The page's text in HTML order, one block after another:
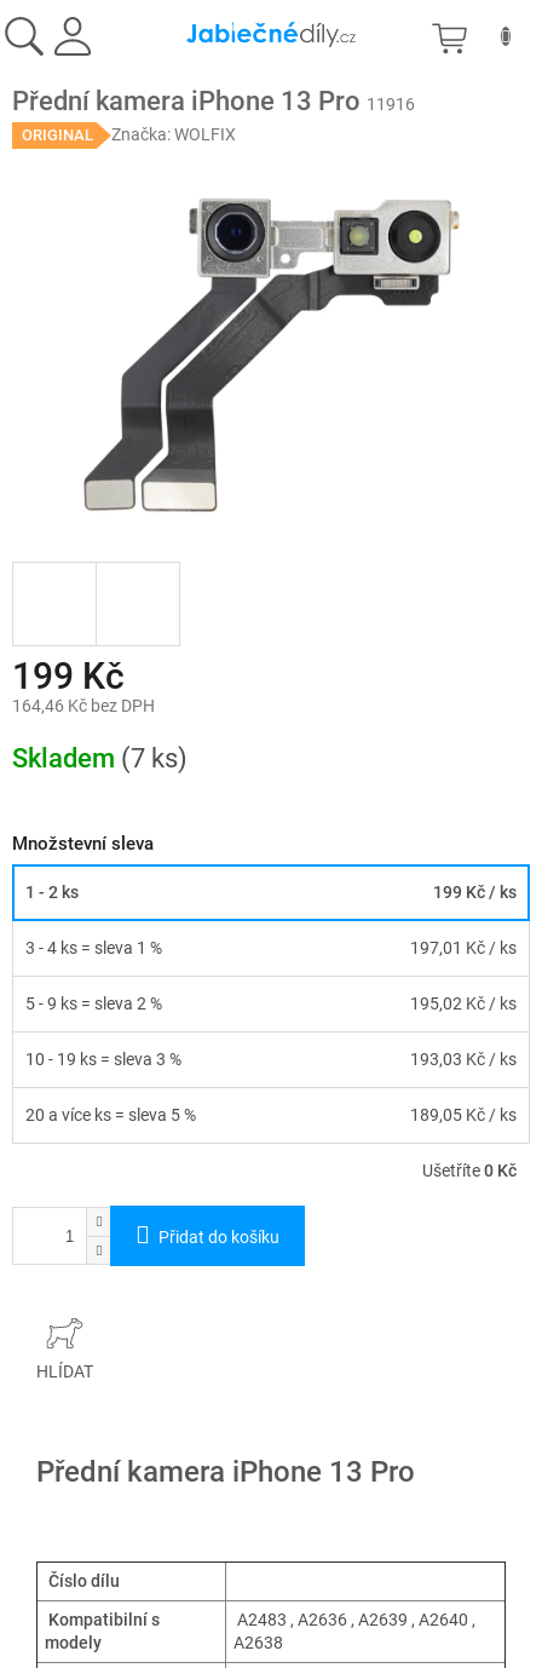
na
obsah
Přední kamera iPhone 13 Pro 11916
ORIGINAL Značka:WOLFIX
199 Kč
164,46 Kč bez DPH
cena:
Skladem (7 ks)
Množstevní sleva
1 - 2 ks 199 Kč/ ks
3 - 4 ks = sleva 1 % 197,01 Kč/ ks
5 - 9 ks = sleva 2 % 195,02 Kč/ ks
10 - 19 ks = sleva 3 % 193,03 Kč/ ks
20 a více ks = sleva 5 % 189,05 Kč/ ks
Ušetříte0 Kč
Přidat do košíku
HLÍDAT
Přední kamera iPhone 13 Pro
Číslo dílu
Kompatibilní s
modely
A2483 , A2636 , A2639 , A2640 ,
A2638